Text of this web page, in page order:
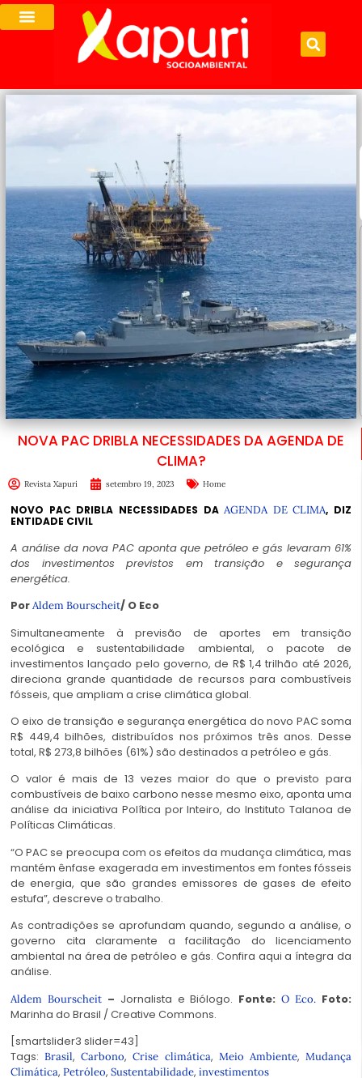
NOVA PAC DRIBLA NECESSIDADES DA AGENDA DE
CLIMA?
Revista Xapuri setembro 19, 2023 Home
NOVO PAC DRIBLA NECESSIDADES DAAGENDA DE CLIMA, DIZ
ENTIDADE CIVIL
A análise da nova PAC aponta que petróleo e gás levaram 61%
dos investimentos previstos em transição e segurança
energética.
PorAldem Bourscheit/ O Eco
Simultaneamente à previsão de aportes em transição
ecológica e sustentabilidade ambiental, o pacote de
investimentos lançado pelo governo, de R$ 1,4 trilhão até 2026,
direciona grande quantidade de recursos para combustíveis
fósseis, que ampliam a crise climática global.
O eixo de transição e segurança energética do novo PAC soma
R$ 449,4 bilhões, distribuídos nos próximos três anos. Desse
total, R$ 273,8 bilhões (61%) são destinados a petróleo e gás.
O valor é mais de 13 vezes maior do que o previsto para
combustíveis de baixo carbono nesse mesmo eixo, aponta uma
análise da iniciativa Política por Inteiro, do Instituto Talanoa de
Políticas Climáticas.
“O PAC se preocupa com os efeitos da mudança climática, mas
mantém ênfase exagerada em investimentos em fontes fósseis
de energia, que são grandes emissores de gases de efeito
estufa”, descreve o trabalho.
As contradições se aprofundam quando, segundo a análise, o
governo cita claramente a facilitação do licenciamento
ambiental na área de petróleo e gás. Confira aqui a íntegra da
análise.
Aldem Bourscheit– Jornalista e Biólogo. Fonte: O Eco. Foto:
Marinha do Brasil / Creative Commons.
[smartslider3 slider=43]
Tags:Brasil,Carbono,Crise climática, Meio Ambiente,Mudança
Climática, Petróleo, Sustentabilidade, investimentos